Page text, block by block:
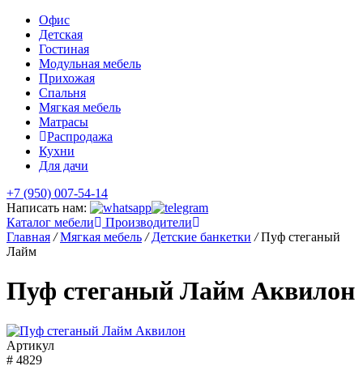
Офис
Детская
Гостиная
Модульная мебель
Прихожая
Спальня
Мягкая мебель
Матрасы
Распродажа
Кухни
Для дачи
+7 (950) 007-54-14
Написать нам:
Каталог мебели
Производители
Главная / Мягкая мебель / Детские банкетки / Пуф стеганый
Лайм
Пуф стеганый Лайм Аквилон
Артикул
# 4829